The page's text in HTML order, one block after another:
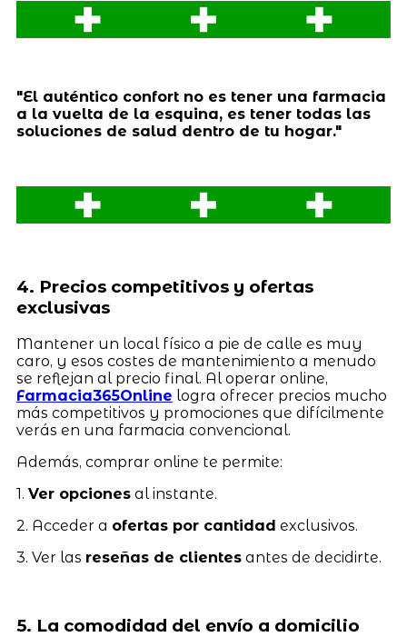
"El auténtico confort no es tener una farmacia
a la vuelta de la esquina, es tener todas las
soluciones de salud dentro de tu hogar."
4. Precios competitivos y ofertas
exclusivas
Mantener un local físico a pie de calle es muy
caro, y esos costes de mantenimiento a menudo
se reflejan al precio final. Al operar online,
Farmacia365Online logra ofrecer precios mucho
más competitivos y promociones que difícilmente
verás en una farmacia convencional.
Además, comprar online te permite:
1. Ver opcionesal instante.
2. Acceder a ofertas por cantidad exclusivos.
3. Ver las reseñas de clientesantes de decidirte.
5. La comodidad del envío a domicilio